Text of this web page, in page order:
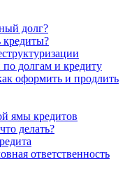
долг?
кредиты?
долгам и кредиту
оформить и продлить
ямы кредитов
делать?
ответственность